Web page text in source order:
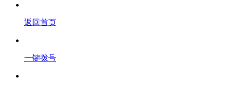
返回首页
一键拨号